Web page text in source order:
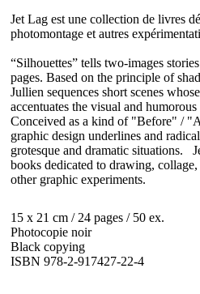
Jet Lag est une collection de livres
photomontage et autres
“Silhouettes” tells two-images
pages. Based on the principle of
Jullien sequences short scenes
accentuates the visual and
Conceived as a kind of "Before" /
graphic design underlines and
grotesque and dramatic situations.
books dedicated to drawing, collage,
other graphic experiments.
15 x 21 cm / 24 pages / 50 ex.
Photocopie noir
Black copying
ISBN 978-2-917427-22-4